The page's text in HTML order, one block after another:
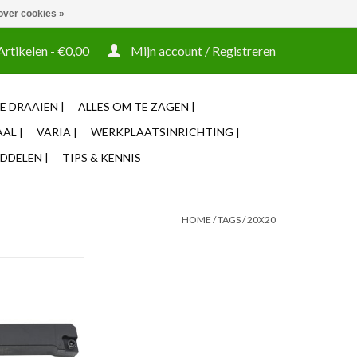
- €0,00 Mijn account / Registreren
DRAAIEN |
ALLES OM TE ZAGEN |
| VARIA |
WERKPLAATSINRICHTING |
| TIPS & KENNIS
HOME /TAGS/20X20
met schroef.
WINKELWAGEN
cookies »
tooling ook machines Zakelijke login mogelijk